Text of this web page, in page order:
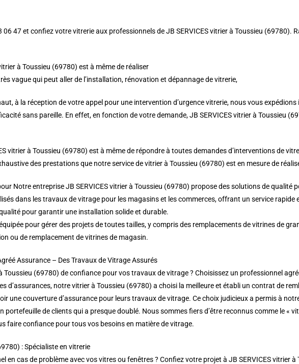
06 47 et confiez votre vitrerie aux professionnels de JB SERVICES vitrier à Toussieu
à Toussieu (69780) est à même de réaliser
vague qui peut aller de l’installation, rénovation et dépannage de vitrerie,
à la réception de votre appel pour une intervention d’urgence vitrerie, nous vous
sans pareille. En effet, en fonction de votre demande, JB SERVICES vitrier à Toussieu
vitrier à Toussieu (69780) est à même de répondre à toutes demandes d’interventions de
des prestations que notre service de vitrier à Toussieu (69780) est en mesure de
Notre entreprise JB SERVICES vitrier à Toussieu (69780) propose des solutions de qualité
dans les travaux de vitrage pour les magasins et les commerces, offrant un service
pour garantir une installation solide et durable.
pour gérer des projets de toutes tailles, y compris des remplacements de vitrines de
ou de remplacement de vitrines de magasin.
Assurance – Des Travaux de Vitrage Assurés
Toussieu (69780) de confiance pour vos travaux de vitrage ? Choisissez un professionnel
d’assurances, notre vitrier à Toussieu (69780) a choisi la meilleure et établi un contrat de
une couverture d’assurance pour leurs travaux de vitrage. Ce choix judicieux a permis à
portefeuille de clients qui a presque doublé. Nous sommes fiers d’être reconnus comme le «
faire confiance pour tous vos besoins en matière de vitrage.
: Spécialiste en vitrerie
en cas de problème avec vos vitres ou fenêtres ? Confiez votre projet à JB SERVICES vitrier